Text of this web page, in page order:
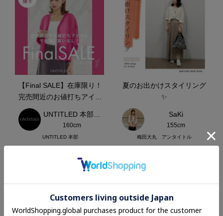
【Final SALE】在庫限り！
完売間近のお値打ちアイテ
160cm
UNTITLED 本部
夏のお出かけスタイリング
✨
SaKi
155cm
梅田大丸 アンタイトル
MORE